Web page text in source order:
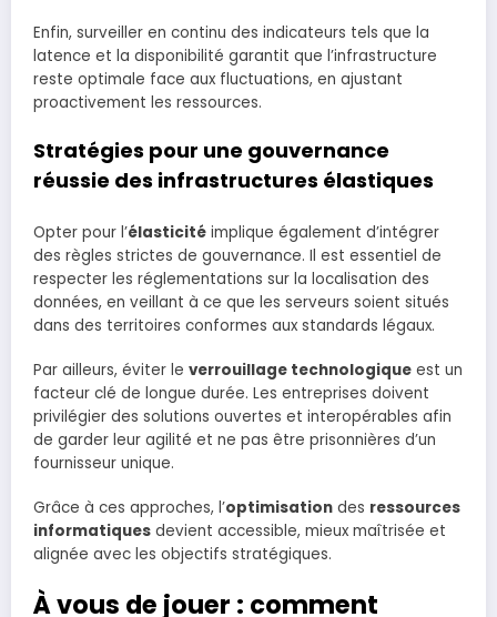
Enfin, surveiller en continu des indicateurs tels que la
latence et la disponibilité garantit que l’infrastructure
reste optimale face aux fluctuations, en ajustant
proactivement les ressources.
Stratégies pour une gouvernance
réussie des infrastructures élastiques
Opter pour l’élasticité implique également d’intégrer
des règles strictes de gouvernance. Il est essentiel de
respecter les réglementations sur la localisation des
données, en veillant à ce que les serveurs soient situés
dans des territoires conformes aux standards légaux.
Par ailleurs, éviter le verrouillage technologique est un
facteur clé de longue durée. Les entreprises doivent
privilégier des solutions ouvertes et interopérables afin
de garder leur agilité et ne pas être prisonnières d’un
fournisseur unique.
Grâce à ces approches, l’optimisation des ressources
informatiques devient accessible, mieux maîtrisée et
alignée avec les objectifs stratégiques.
À vous de jouer : comment